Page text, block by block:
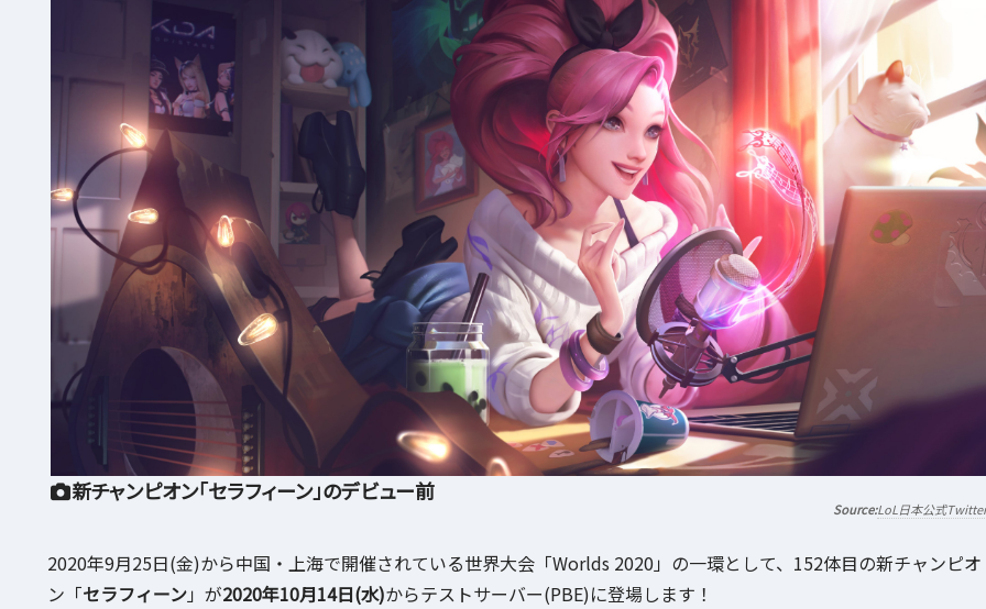
新チャンピオン「セラフィーン」のデビュー前
LoL日本公式Twitter
2020年9月25日(金)から中国・上海で開催されている世界大会「Worlds 2020」の一環として、152体目の新チャンピオ
ン「セラフィーン」が2020年10月14日(水)からテストサーバー(PBE)に登場します！